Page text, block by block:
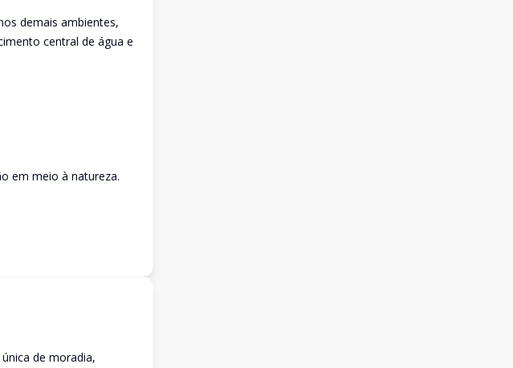
demais ambientes,
central de água e
em meio à natureza.
de moradia,